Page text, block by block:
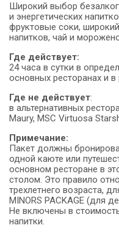
Широкий выбор
и энергетических
фруктовые соки,
напитков, чай и
Где действует:
24 часа в сутки в
основных ресторанах и
Где не действует:
в альтернативных
Maury, MSC Virtuosa
Примечание:
Пакет должны
одной каюте или
основном ресторане в
столом. Это правило
трехлетнего возраста,
MINORS PACKAGE (для
Не включены в
напитки.